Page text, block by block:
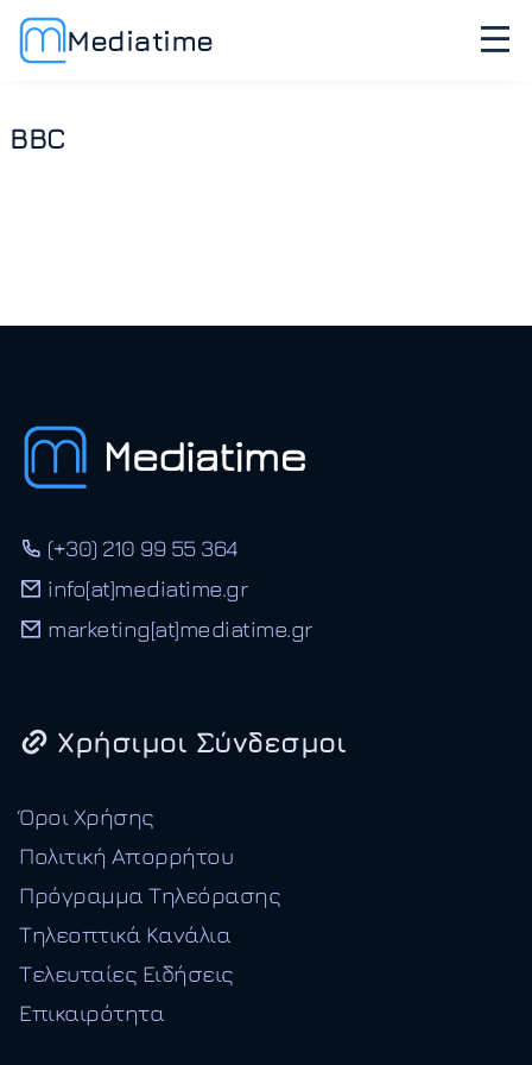
Mediatime
BBC
(+30) 210 99 55 364
info[at]mediatime.gr
marketing[at]mediatime.gr
Χρήσιμοι Σύνδεσμοι
Όροι Χρήσης
Πολιτική Απορρήτου
Πρόγραμμα Τηλεόρασης
Τηλεοπτικά Κανάλια
Τελευταίες Ειδήσεις
Επικαιρότητα